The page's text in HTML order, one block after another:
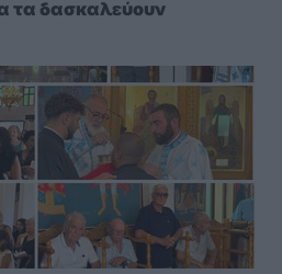
τα δασκαλεύουν